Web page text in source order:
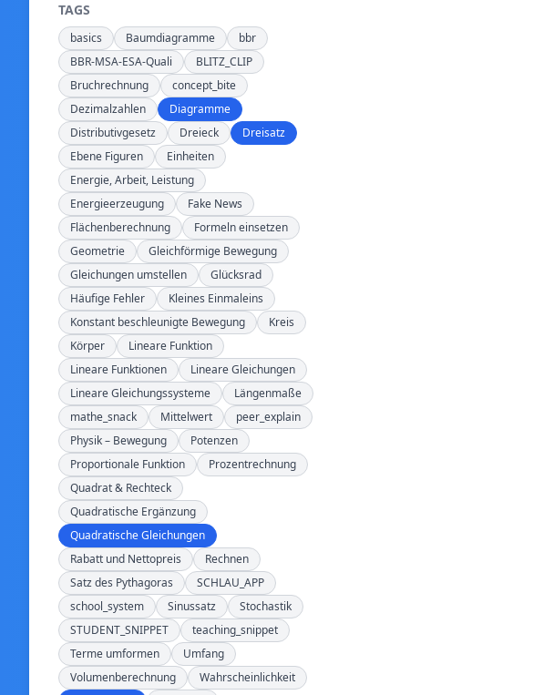
TAGS
basics Baumdiagramme
bbr
BBR-MSA-ESA-Quali
BLITZ_CLIP
Bruchrechnung
concept_bite
Dezimalzahlen
Diagramme
Distributivgesetz
Dreieck
Dreisatz
Ebene Figuren
Einheiten
Energie, Arbeit, Leistung
Energieerzeugung
Fake News
Flächenberechnung
Formeln einsetzen
Geometrie
Gleichförmige Bewegung
Gleichungen umstellen
Glücksrad
Häufige Fehler
Kleines Einmaleins
Konstant beschleunigte Bewegung
Kreis
Körper
Lineare Funktion
Lineare Funktionen
Lineare Gleichungen
Lineare Gleichungssysteme
Längenmaße
mathe_snack
Mittelwert
peer_explain
Physik – Bewegung
Potenzen
Proportionale Funktion
Prozentrechnung
Quadrat & Rechteck
Quadratische Ergänzung
Quadratische Gleichungen
Rabatt und Nettopreis
Rechnen
Satz des Pythagoras
SCHLAU_APP
school_system
Sinussatz
Stochastik
STUDENT_SNIPPET
teaching_snippet
Terme umformen
Umfang
Volumenberechnung
Wahrscheinlichkeit